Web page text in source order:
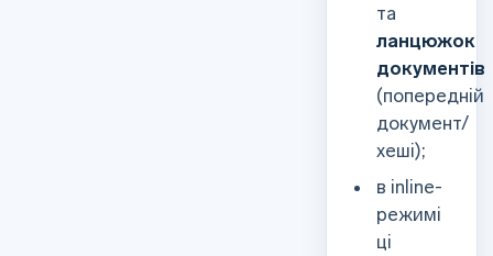
та
ланцюжок
документів
(попередній
документ/
хеші);
в inline-
режимі
ці